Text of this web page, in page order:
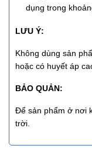
dụng trong
LƯU Ý:
Không dùng sản
hoặc có huyết áp
BẢO QUẢN:
Để sản phẩm ở nơi
trời.